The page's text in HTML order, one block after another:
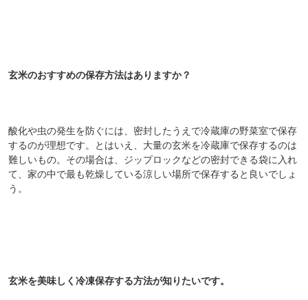
玄米のおすすめの保存方法はありますか？
酸化や虫の発生を防ぐには、密封したうえで冷蔵庫の野菜室で保存
するのが理想です。とはいえ、大量の玄米を冷蔵庫で保存するのは
難しいもの。その場合は、ジップロックなどの密封できる袋に入れ
て、家の中で最も乾燥している涼しい場所で保存すると良いでしょ
う。
玄米を美味しく冷凍保存する方法が知りたいです。